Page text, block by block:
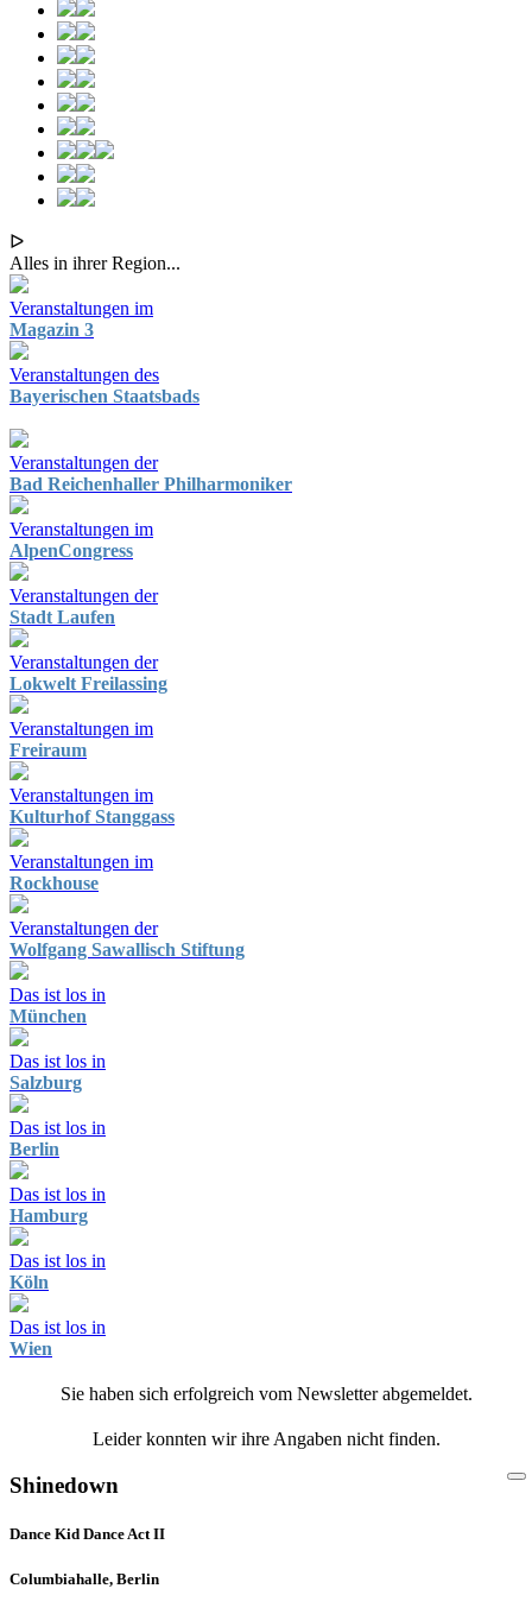
ᐅ
Alles in ihrer Region...
Veranstaltungen im
Magazin 3
Veranstaltungen des
Bayerischen Staatsbads
Veranstaltungen der
Bad Reichenhaller Philharmoniker
Veranstaltungen im
AlpenCongress
Veranstaltungen der
Stadt Laufen
Veranstaltungen der
Lokwelt Freilassing
Veranstaltungen im
Freiraum
Veranstaltungen im
Kulturhof Stanggass
Veranstaltungen im
Rockhouse
Veranstaltungen der
Wolfgang Sawallisch Stiftung
Das ist los in
München
Das ist los in
Salzburg
Das ist los in
Berlin
Das ist los in
Hamburg
Das ist los in
Köln
Das ist los in
Wien
Sie haben sich erfolgreich vom Newsletter abgemeldet.
Leider konnten wir ihre Angaben nicht finden.
Shinedown
Dance Kid Dance Act II
Columbiahalle, Berlin